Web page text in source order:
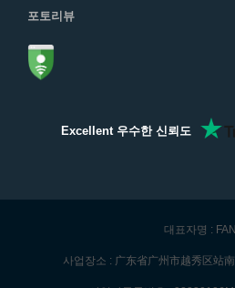
포토리뷰
Excellent 우수한 신뢰도
대표자명 :
사업장소 : 广东省广州市越秀区站